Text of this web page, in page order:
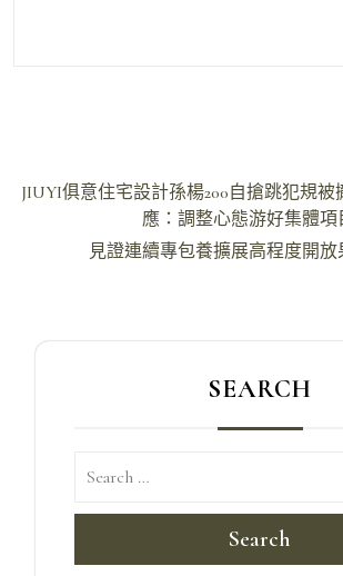
文
JIUYI俱意住宅設計孫楊200自搶跳犯規
應：調整心態游好集體項
見證連續專包養擴展高程度開
SEARCH
Search